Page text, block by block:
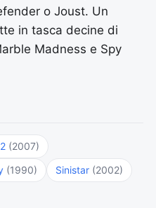
o Joust. Un
in tasca decine di
Madness e Spy
(2007)
(1990) Sinistar (2002)